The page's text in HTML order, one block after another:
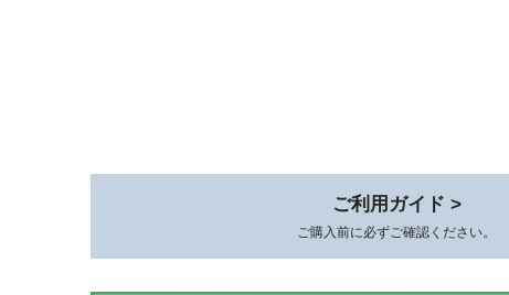
ご利用ガイド >
ご購入前に必ずご確認ください。